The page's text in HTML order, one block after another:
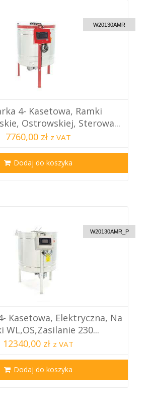
W20130AMR
4- Kasetowa, Ramki
Ostrowskiej, Sterowa...
7760,00 zł z VAT
Dodaj do koszyka
W20130AMR_P
Kasetowa, Elektryczna, Na
WL,OS,zasilanie 230...
12340,00 zł z VAT
Dodaj do koszyka